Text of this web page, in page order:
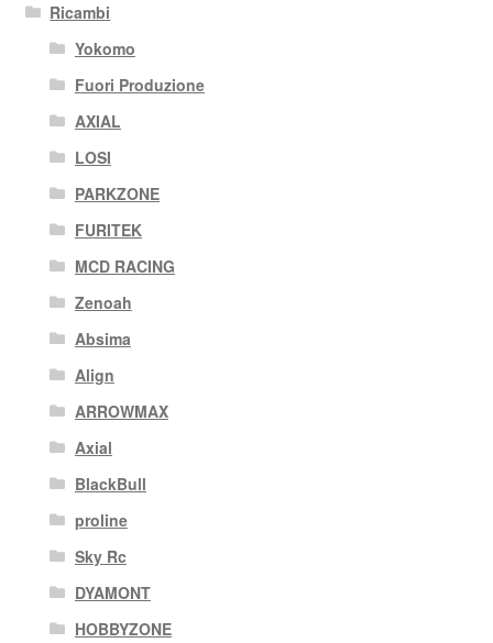
Ricambi
Yokomo
Fuori Produzione
AXIAL
LOSI
PARKZONE
FURITEK
MCD RACING
Zenoah
Absima
Align
ARROWMAX
Axial
BlackBull
proline
Sky Rc
DYAMONT
HOBBYZONE